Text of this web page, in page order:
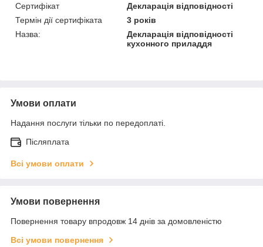
Сертифікат
Декларація відповідності
Термін дії сертифіката
3 років
Назва:
Декларація відповідності
кухонного приладдя
Умови оплати
Надання послуги тільки по передоплаті.
Післяплата
Всі умови оплати
Умови повернення
Повернення товару впродовж 14 днів за домовленістю
Всі умови повернення